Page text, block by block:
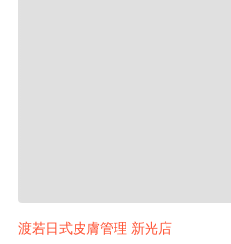
渡若日式皮膚管理 新光店